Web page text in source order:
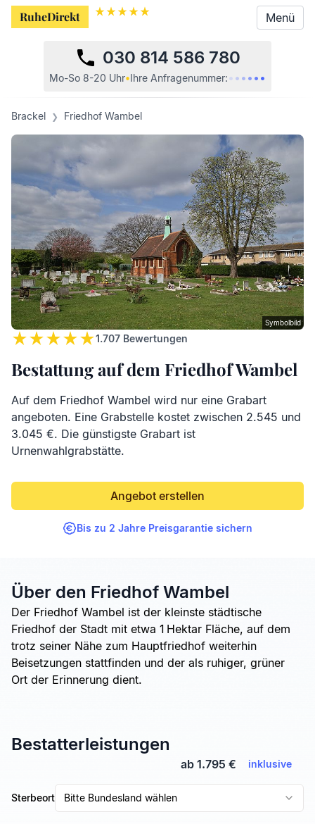
RuheDirekt Menü
030 814 586 780
Mo-So 8-20 Uhr•Ihre Anfragenummer:• • • • • •
RuheDirekt Menü
Brackel Friedhof Wambel
1.707 Bewertungen
Bestattung auf dem Friedhof Wambel
Auf dem Friedhof Wambel wird nur eine Grabart
angeboten. Eine Grabstelle kostet zwischen 2.545 und
3.045 €. Die günstigste Grabart ist
Urnenwahlgrabstätte.
Angebot erstellen
Bis zu 2 Jahre Preisgarantie sichern
Symbolbild
Über den Friedhof Wambel
Der Friedhof Wambel ist der kleinste städtische
Friedhof der Stadt mit etwa 1 Hektar Fläche, auf dem
trotz seiner Nähe zum Hauptfriedhof weiterhin
Beisetzungen stattfinden und der als ruhiger, grüner
Ort der Erinnerung dient.
Bestatterleistungen
ab 1.795 € inklusive
Sterbeort Bitte Bundesland wählen